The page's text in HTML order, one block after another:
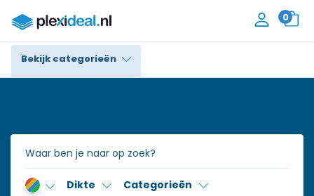
0
Bekijk categorieën
Trespa® / HPL
Alupanel / Dibond®
Dikte Categorieën